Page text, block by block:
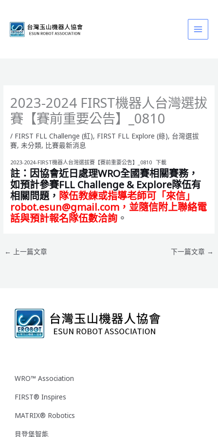
2023-2024 FIRST機器人台灣選拔
賽【賽前重要公告】_0810
/ FIRST FLL Challenge (紅), FIRST FLL Explore (綠), 台灣選拔
賽,未分類, 比賽最新消息
2023-2024-FIRST機器人台灣選拔賽【賽前重要公告】_0810 下載
註：因協會近日處理WRO全國賽相關賽務，
如預計參賽FLL Challenge & Explore隊伍有
相關問題， 隊伍教練或指導老師可「來信」
robot.esun@gmail.com，並隨信附上聯絡電
話與預計報名隊伍數洽詢 。
← 上一篇文章 下一篇文章 →
WRO™ Association
FIRST® Inspires
MATRIX® Robotics
貝登堡智能